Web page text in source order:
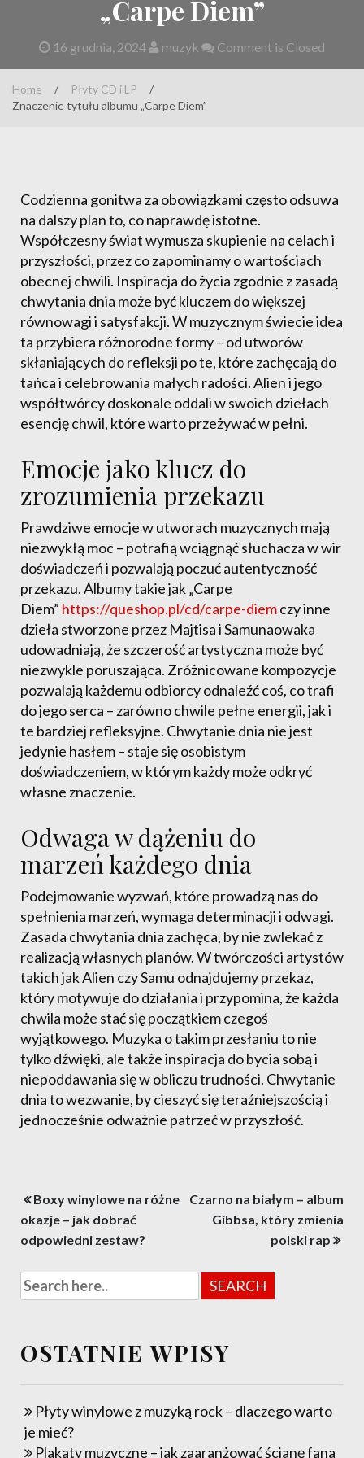
„Carpe Diem”
16 grudnia, 2024 muzyk Comment is Closed
Home / Płyty CD i LP
/
Znaczenie tytułu albumu „Carpe Diem”
Codzienna gonitwa za obowiązkami często odsuwa
na dalszy plan to, co naprawdę istotne.
Współczesny świat wymusza skupienie na celach i
przyszłości, przez co zapominamy o wartościach
obecnej chwili. Inspiracja do życia zgodnie z zasadą
chwytania dnia może być kluczem do większej
równowagi i satysfakcji. W muzycznym świecie idea
ta przybiera różnorodne formy – od utworów
skłaniających do refleksji po te, które zachęcają do
tańca i celebrowania małych radości. Alien i jego
współtwórcy doskonale oddali w swoich dziełach
esencję chwil, które warto przeżywać w pełni.
Emocje jako klucz do
zrozumienia przekazu
Prawdziwe emocje w utworach muzycznych mają
niezwykłą moc – potrafią wciągnąć słuchacza w wir
doświadczeń i pozwalają poczuć autentyczność
przekazu. Albumy takie jak „Carpe
Diem” https://queshop.pl/cd/carpe-diemczy inne
dzieła stworzone przez Majtisa i Samunaowaka
udowadniają, że szczerość artystyczna może być
niezwykle poruszająca. Zróżnicowane kompozycje
pozwalają każdemu odbiorcy odnaleźć coś, co trafi
do jego serca – zarówno chwile pełne energii, jak i
te bardziej refleksyjne. Chwytanie dnia nie jest
jedynie hasłem – staje się osobistym
doświadczeniem, w którym każdy może odkryć
własne znaczenie.
Odwaga w dążeniu do
marzeń każdego dnia
Podejmowanie wyzwań, które prowadzą nas do
spełnienia marzeń, wymaga determinacji i odwagi.
Zasada chwytania dnia zachęca, by nie zwlekać z
realizacją własnych planów. W twórczości artystów
takich jak Alien czy Samu odnajdujemy przekaz,
który motywuje do działania i przypomina, że każda
chwila może stać się początkiem czegoś
wyjątkowego. Muzyka o takim przesłaniu to nie
tylko dźwięki, ale także inspiracja do bycia sobą i
niepoddawania się w obliczu trudności. Chwytanie
dnia to wezwanie, by cieszyć się teraźniejszością i
jednocześnie odważnie patrzeć w przyszłość.
Nawigacja
wpisu
Boxy winylowe na różne
okazje – jak dobrać
odpowiedni zestaw?
Czarno na białym – album
Gibbsa, który zmienia
polski rap
OSTATNIE WPISY
Płyty winylowe z muzyką rock – dlaczego warto
je mieć?
Plakaty muzyczne – jak zaaranżować ścianę fana